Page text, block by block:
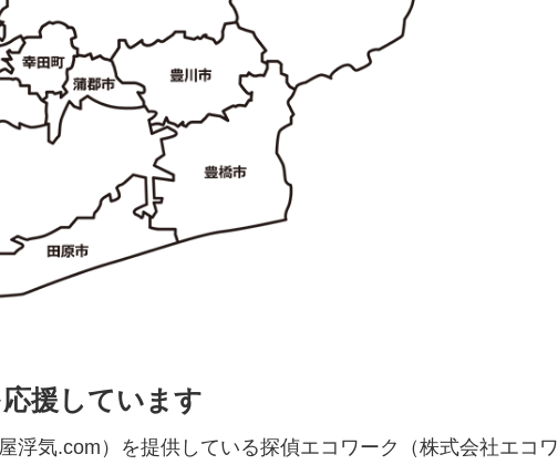
援しています
浮気.com）を提供している探偵エコワーク（株式会社エコワ